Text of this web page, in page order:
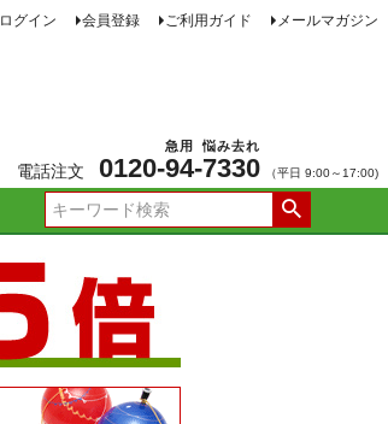
ログイン 会員登録 ご利用ガイド メールマガジン
電話注文 0120-94
急用
-7330
悩み去れ
（平日 9:00～17:00)